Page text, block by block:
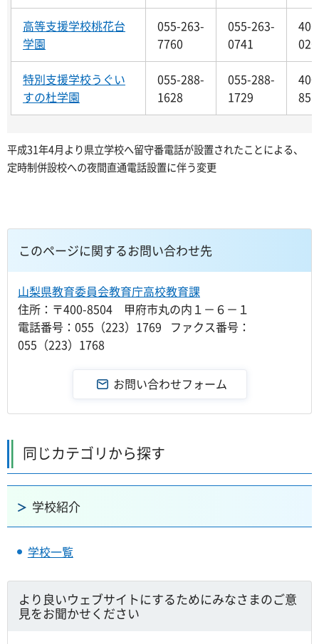
高等支援学校桃花台
学園
055-263-
7760
055-263-
0741
026
特別支援学校うぐい
すの杜学園
055-288-
1628
055-288-
1729
851
平成31年4月より県立学校へ留守番電話が設置されたことによる、
定時制併設校への夜間直通電話設置に伴う変更
このページに関するお問い合わせ先
山梨県教育委員会教育庁高校教育課
住所：〒400-8504 甲府市丸の内１－６－１
電話番号：055（223）1769 ファクス番号：
055（223）1768
同じカテゴリから探す
学校紹介
学校一覧
より良いウェブサイトにするためにみなさまのご意
見をお聞かせください